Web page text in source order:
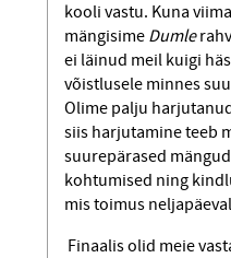
kooli vastu. Kuna
mängisime Dumle
ei läinud meil kuigi
võistlusele minnes
Olime palju
siis harjutamine teeb
suurepärased
kohtumised ning
mis toimus
Finaalis olid meie